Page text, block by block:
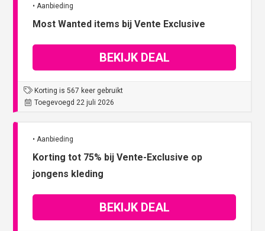
• Aanbieding
Most Wanted items bij Vente Exclusive
BEKIJK DEAL
Korting is 567 keer gebruikt
Toegevoegd 22 juli 2026
• Aanbieding
Korting tot 75% bij Vente-Exclusive op
jongens kleding
BEKIJK DEAL